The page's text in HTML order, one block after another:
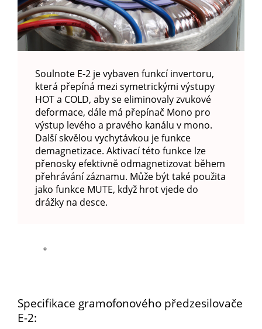
Soulnote E-2 je vybaven funkcí invertoru,
která přepíná mezi symetrickými výstupy
HOT a COLD, aby se eliminovaly zvukové
deformace, dále má přepínač Mono pro
výstup levého a pravého kanálu v mono.
Další skvělou vychytávkou je funkce
demagnetizace. Aktivací této funkce lze
přenosky efektivně odmagnetizovat během
přehrávání záznamu. Může být také použita
jako funkce MUTE, když hrot vjede do
drážky na desce.
Specifikace gramofonového předzesilovače
E-2: